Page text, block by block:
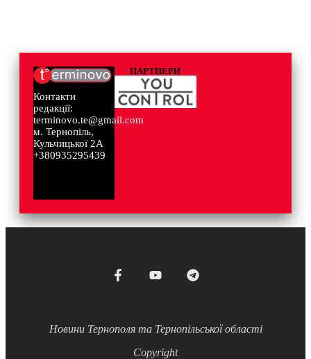
Контакти
редакції:
terminovo.te@gmail.com
м. Тернопіль,
Кульчицької 2А
+380935295439
ПАРТНЕРИ
Новини Тернополя та Тернопільської області
Copyright